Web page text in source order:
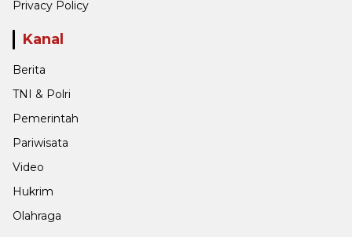
Privacy Policy
Kanal
Berita
TNI & Polri
Pemerintah
Pariwisata
Video
Hukrim
Olahraga